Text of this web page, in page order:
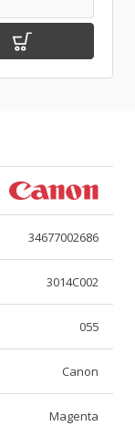
34677002686
3014C002
055
Canon
Magenta